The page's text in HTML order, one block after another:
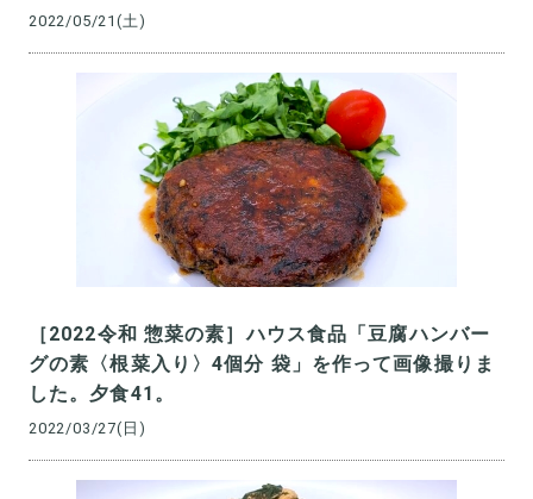
2022/05/21(土)
［2022令和 惣菜の素］ハウス食品「豆腐ハンバー
グの素〈根菜入り〉4個分 袋」を作って画像撮りま
した。夕食41。
2022/03/27(日)